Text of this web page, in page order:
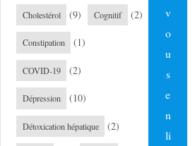
Cholestérol (9) Cognitif (2)
Constipation (1)
COVID-19 (2)
Dépression (10)
Détoxication hépatique (2)
v
o
u
s
e
n
li